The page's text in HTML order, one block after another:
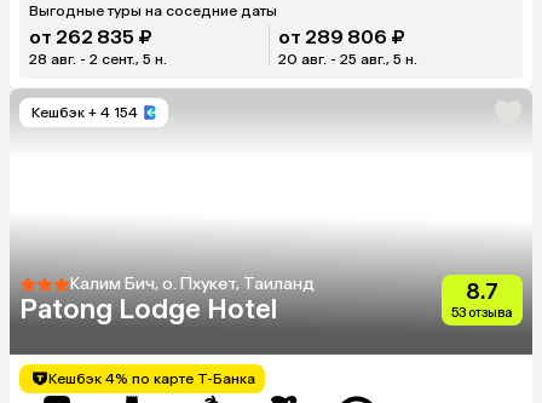
Выгодные туры на соседние даты
от 262 835 ₽
28 авг. - 2 сент., 5 н.
от 289 806 ₽
20 авг. - 25 авг., 5 н.
Кешбэк + 4 154
Калим Бич, о. Пхукет, Таиланд
Patong Lodge Hotel
8.7
53 отзыва
Кешбэк 4% по карте Т-Банка